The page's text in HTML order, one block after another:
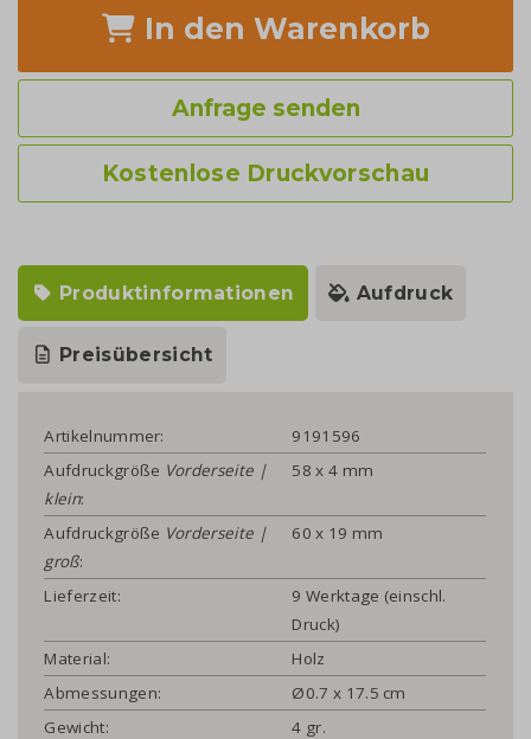
In den Warenkorb
Anfrage senden
Kostenlose Druckvorschau
Produktinformationen Aufdruck
Preisübersicht
Artikelnummer:
9191596
Aufdruckgröße Vorderseite |
klein:
58 x 4 mm
Aufdruckgröße Vorderseite |
groß:
60 x 19 mm
Lieferzeit:
9 Werktage (einschl.
Druck)
Material:
Holz
Abmessungen:
Ø0.7 x 17.5 cm
Gewicht:
4 gr.